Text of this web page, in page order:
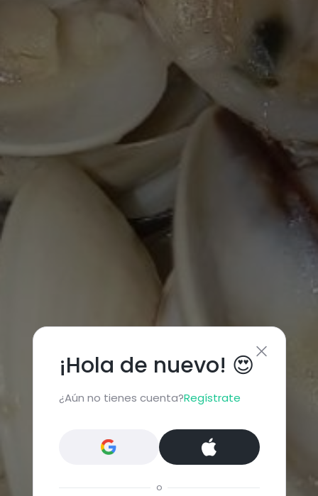
¡Hola de nuevo! 😍
¿Aún no tienes cuenta?Regístrate
o